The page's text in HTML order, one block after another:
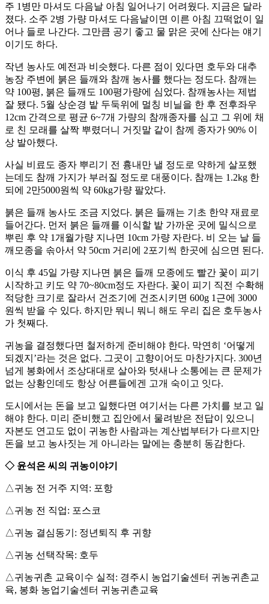
주 1병만 마셔도 다음날 아침 일어나기 어려웠다. 지금은 달라
졌다. 소주 2병 가량 마셔도 다음날이면 이른 아침 끄떡없이 일
어나 들로 나간다. 그만큼 공기 좋고 물 맑은 곳에 산다는 얘기
이기도 하다.
작년 농사도 예전과 비슷했다. 다른 점이 있다면 호두와 대추
농장 주변에 붉은 들깨와 참깨 농사를 했다는 정도다. 참깨는
약 100평, 붉은 들깨도 100평가량에 심었다. 참깨농사는 제법
잘 됐다. 5월 상순경 밭 두둑위에 멀칭 비닐을 한 후 전후좌우
12cm 간격으로 평균 6~7개 가량의 참깨종자를 심고 그 위에 채
로 친 모래를 살짝 뿌렸더니 거짓말 같이 참께 종자가 90% 이
상 발아했다.
사실 비료도 종자 뿌리기 전 흉내만 낼 정도로 약하게 살포했
는데도 참깨 가지가 부러질 정도로 대풍이다. 참깨는 1.2kg 한
되에 2만5000원씩 약 60kg가량 팔았다.
붉은 들깨 농사도 조금 지었다. 붉은 들깨는 기초 한약 재료로
들어간다. 먼저 붉은 들깨를 이식할 밭 가까운 곳에 밀식으로
뿌린 후 약 1개월가량 지나면 10cm 가량 자란다. 비 오는 날 들
깨모종을 솎아서 약 50cm 거리에 2포기씩 한곳에 심으면 된다.
이식 후 45일 가량 지나면 붉은 들깨 모종에도 빨간 꽃이 피기
시작하고 키도 약 70~80cm정도 자란다. 꽃이 피기 직전 수확해
적당한 크기로 잘라서 건조기에 건조시키면 600g 1근에 3000
원씩 받을 수 있다. 하지만 뭐니 뭐니 해도 우리 집은 호두농사
가 첫째다.
귀농을 결정했다면 철저하게 준비해야 한다. 막연히 ‘어떻게
되겠지’라는 것은 없다. 그곳이 고향이어도 마찬가지다. 300년
넘게 봉화에서 조상대대로 살아와 텃새나 소통에는 큰 문제가
없는 상황인데도 항상 어른들에겐 고개 숙이고 잇다.
도시에서는 돈을 보고 일했다면 여기서는 다른 가치를 보고 일
해야 한다. 미리 준비했고 집안에서 물려받은 전답이 있으니
자본도 연고도 없이 귀농한 사람과는 계산법부터가 다르지만
돈을 보고 농사짓는 게 아니라는 말에는 충분히 동감한다.
◇ 윤석은 씨의 귀농이야기
△귀농 전 거주 지역: 포항
△귀농 전 직업: 포스코
△귀농 결심동기: 정년퇴직 후 귀향
△귀농 선택작목: 호두
△귀농귀촌 교육이수 실적: 경주시 농업기술센터 귀농귀촌교
육, 봉화 농업기술센터 귀농귀촌교육